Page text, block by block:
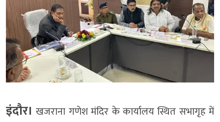
इंदौर। खजराना गणेश मंदिर के कार्यालय स्थित सभागृह में